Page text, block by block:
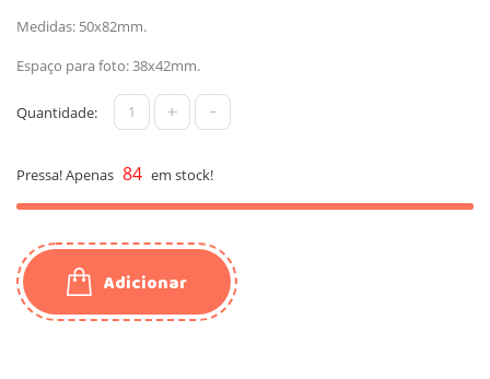
Medidas: 50x82mm.
Espaço para foto: 38x42mm.
Quantidade: + -
Pressa! Apenas 84 em stock!
Adicionar